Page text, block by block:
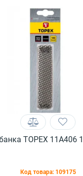
ТОРЕХ 11A406
Код товара: 109175